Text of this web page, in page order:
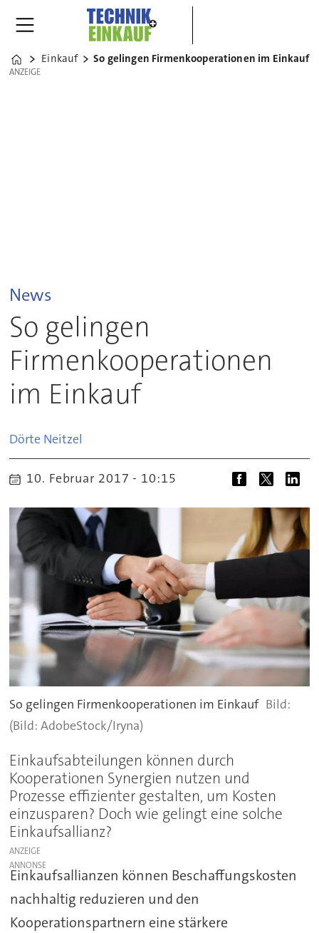
Home
Einkauf So gelingen Firmenkooperationen im Einkauf
ANZEIGE
ANZEIGE
News
So gelingen
Firmenkooperationen
im Einkauf
Dörte Neitzel
10. Februar 2017 - 10:15
So gelingen Firmenkooperationen im Einkauf
(Bild: AdobeStock/Iryna)
Einkaufsabteilungen können durch
Kooperationen Synergien nutzen und
Prozesse effizienter gestalten, um Kosten
einzusparen? Doch wie gelingt eine solche
Einkaufsallianz?
ANZEIGE
Einkaufsallianzen können Beschaffungskosten
nachhaltig reduzieren und den
Kooperationspartnern eine stärkere